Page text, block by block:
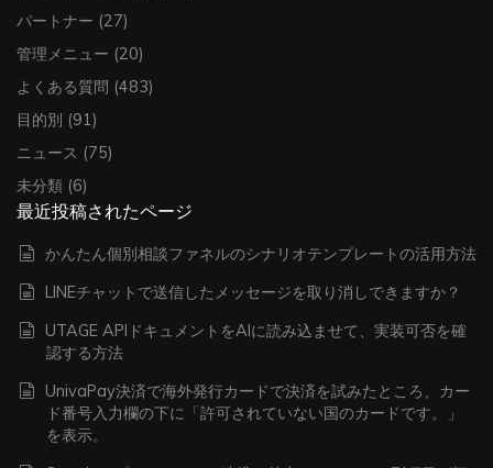
パートナー (27)
管理メニュー (20)
よくある質問 (483)
目的別 (91)
ニュース (75)
未分類 (6)
最近投稿されたページ
かんたん個別相談ファネルのシナリオテンプレートの活用方法
LINEチャットで送信したメッセージを取り消しできますか？
UTAGE APIドキュメントをAIに読み込ませて、実装可否を確
認する方法
UnivaPay決済で海外発行カードで決済を試みたところ、カー
ド番号入力欄の下に「許可されていない国のカードです。」
を表示。